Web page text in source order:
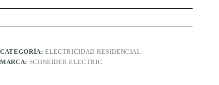
CATEGORÍA:ELECTRICIDAD RESIDENCIAL
MARCA: SCHNEIDER ELECTRIC